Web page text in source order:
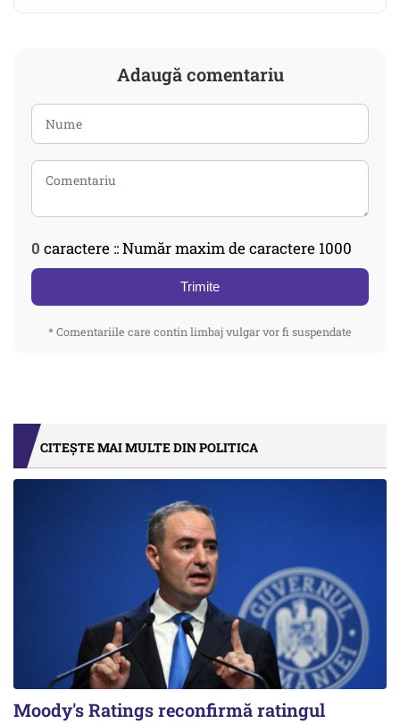
Adaugă comentariu
0 caractere :: Număr maxim de caractere 1000
Trimite
* Comentariile care contin limbaj vulgar vor fi suspendate
CITEȘTE MAI MULTE DIN POLITICA
Moody's Ratings reconfirmă ratingul